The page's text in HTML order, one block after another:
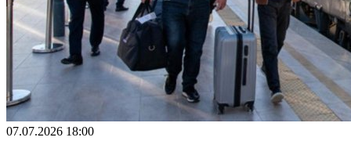
07.07.2026 18:00